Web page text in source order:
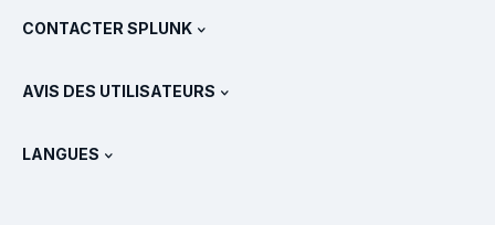
Splunk Protects
SURGe
Voir tous les produits
Formation et certification
Boutique Splunk
Qu’est-ce qu’OpenTelemetry ?
Métriques pour le SOC
CONTACTER SPLUNK
AVIS DES UTILISATEURS
LANGUES